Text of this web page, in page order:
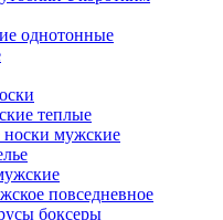
однотонные
теплые
мужские
повседневное
боксеры